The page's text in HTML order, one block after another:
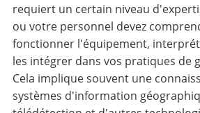
requiert un certain niveau
ou votre personnel devez
fonctionner l'équipement,
les intégrer dans vos pratiques de
Cela implique souvent une
systèmes d'information